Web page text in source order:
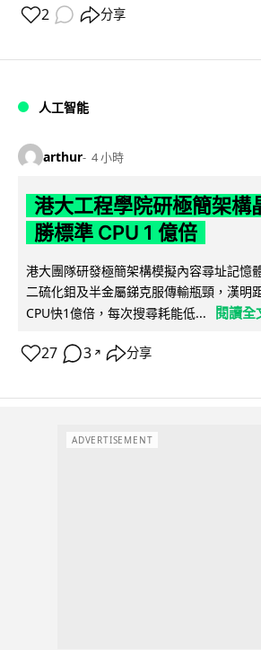
2 分享
人工智能
arthur 4 小時
港大工程學院研極簡架構
勝標準 CPU 1 億倍
港大團隊研發極簡架構模擬內容尋址記憶
二硫化鉬及半金屬銻克服傳輸瓶頸，漢明
CPU快1億倍，每次搜尋耗能低...
閱讀全
27 3 ↗ 分享
ADVERTISEMENT